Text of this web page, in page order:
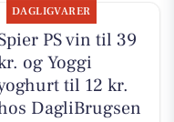
DAGLIGVARER
PS vin til 39
og Yoggi
til 12 kr.
DagliBrugsen